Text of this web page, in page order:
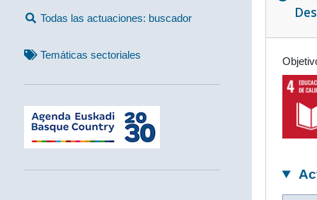
Todas las actuaciones: buscador
Temáticas sectoriales